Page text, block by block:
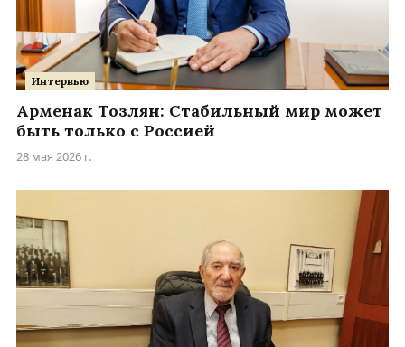
Интервью
Арменак Тозлян: Стабильный мир может
быть только с Россией
28 мая 2026 г.